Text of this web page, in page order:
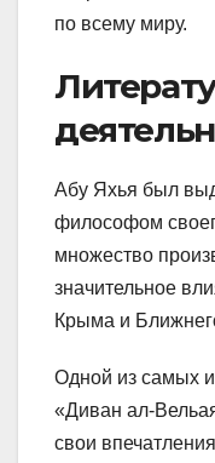
по всему миру.
Абу Яхья был
философом
множество
значительное
Крыма и
Одной из самых
«Диван ал-
свои